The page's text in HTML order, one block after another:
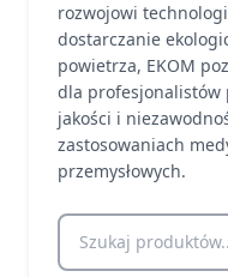
rozwojowi
dostarczanie
powietrza, EKOM
dla profesjonalistów
jakości i
zastosowaniach
przemysłowych.
Szukaj produktów